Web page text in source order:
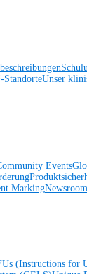
Unser
Events
MarkingNewsroom
(Instructions for